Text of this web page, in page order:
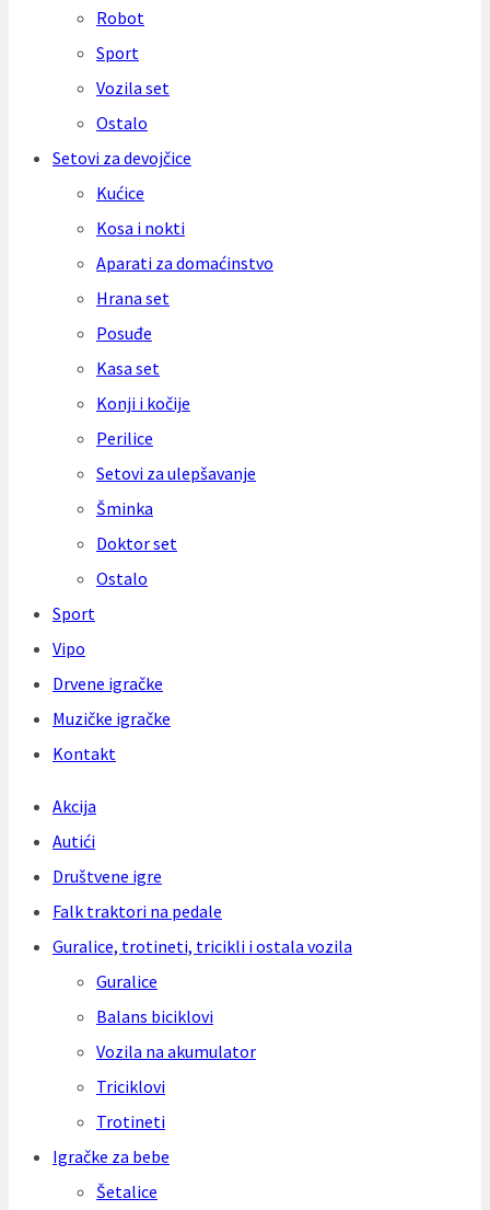
Robot
Sport
Vozila set
Ostalo
Setovi za devojčice
Kućice
Kosa i nokti
Aparati za domaćinstvo
Hrana set
Posuđe
Kasa set
Konji i kočije
Perilice
Setovi za ulepšavanje
Šminka
Doktor set
Ostalo
Sport
Vipo
Drvene igračke
Muzičke igračke
Kontakt
Akcija
Autići
Društvene igre
Falk traktori na pedale
Guralice, trotineti, tricikli i ostala vozila
Guralice
Balans biciklovi
Vozila na akumulator
Triciklovi
Trotineti
Igračke za bebe
Šetalice